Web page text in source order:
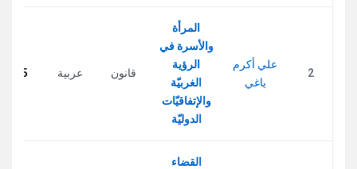
2
علي أكرم
ياغي
المرأة
والأسرة في
الرؤية
الغربيّة
والإتفاقيّات
الدوليّة
قانون عربية 255
القضاء